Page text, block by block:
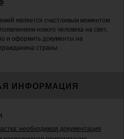
является счастливым моментом
нового человека на свет,
и оформить документы на
страны.
ИНФОРМАЦИЯ
необходимая документация